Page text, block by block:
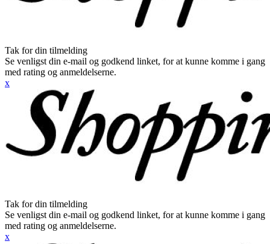
Tak for din tilmelding
Se venligst din e-mail og godkend linket, for at kunne komme i gang
med rating og anmeldelserne.
x
Tak for din tilmelding
Se venligst din e-mail og godkend linket, for at kunne komme i gang
med rating og anmeldelserne.
x